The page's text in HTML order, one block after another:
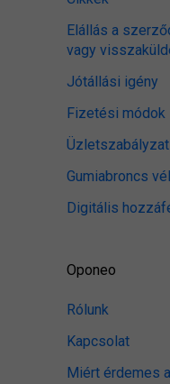
Elállás a
vagy
Jótállási igény
Fizetési módok
Üzletszabályzat
Gumiabroncs
Digitális
Oponeo
Rólunk
Kapcsolat
Miért érdemes